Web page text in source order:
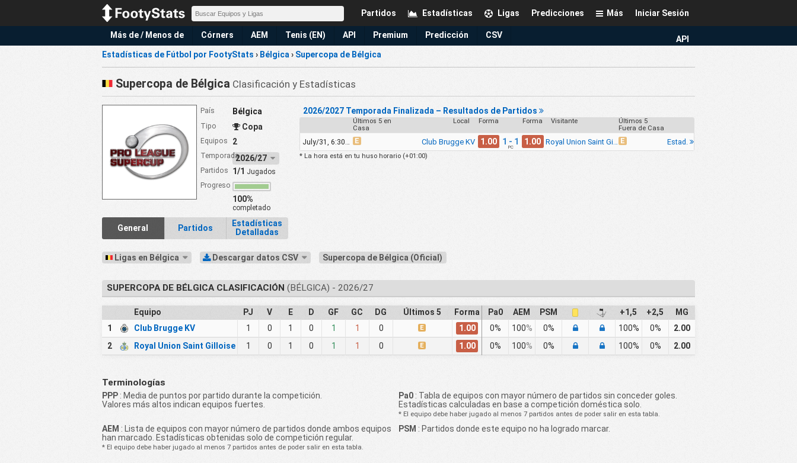
Iniciar Sesión
Más
Predicciones
Ligas
Estadísticas
Partidos
API
Más de / Menos de Córners AEM Tenis (EN) API Premium Predicción CSV
Estadísticas de Fútbol por FootyStats › Bélgica › Supercopa de Bélgica
Supercopa de Bélgica Clasificación y Estadísticas
País Bélgica
Tipo Copa
Equipos 2
Temporada2026/27
Partidos 1/1 Jugados
Progreso
100%
completado
General Partidos
Estadísticas
Detalladas
2026/2027 Temporada Finalizada – Resultados de Partidos
Últimos 5 en
Casa
Local Forma Forma Visitante
Últimos 5
Fuera de Casa
July/31, 6:30pm E Club Brugge KV 1.00 1 - 1
PC
1.00 Royal Union Saint Gilloise E Estad.
* La hora está en tu huso horario (+01:00)
Ligas en Bélgica Descargar datos CSV Supercopa de Bélgica (Oficial)
SUPERCOPA DE BÉLGICA CLASIFICACIÓN (BÉLGICA) - 2026/27
Equipo PJ V E D GF GC DG Últimos 5 Forma Pa0 AEM PSM +1,5 +2,5
MG
1
Club Brugge KV 1 0 1 0 1 1 0 E 1.00 0% 100% 0% 100% 0%
2.00
2
Royal Union Saint Gilloise 1 0 1 0 1 1 0 E 1.00 0% 100% 0% 100% 0% 2.00
Terminologías
PPP: Media de puntos por partido durante la competición.
Valores más altos indican equipos fuertes.
Pa0 : Tabla de equipos con mayor número de partidos sin conceder goles.
Estadísticas calculadas en base a competición doméstica solo.
* El equipo debe haber jugado al menos 7 partidos antes de poder salir en esta tabla.
AEM : Lista de equipos con mayor número de partidos donde ambos equipos
han marcado. Estadísticas obtenidas solo de competición regular.
* El equipo debe haber jugado al menos 7 partidos antes de poder salir en esta tabla.
PSM : Partidos donde este equipo no ha logrado marcar.